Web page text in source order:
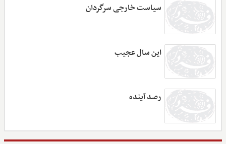
سیاست خارجی سرگردان
این سال عجیب
رصد آینده